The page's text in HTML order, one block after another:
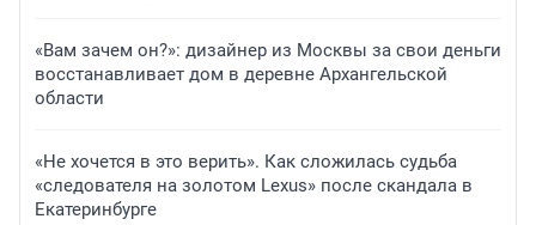
«Вам зачем он?»: дизайнер из Москвы за свои деньги
восстанавливает дом в деревне Архангельской
области
«Не хочется в это верить». Как сложилась судьба
«следователя на золотом Lexus» после скандала в
Екатеринбурге